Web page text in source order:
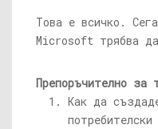
Това е всичко.
Microsoft трябва
Препоръчително за
Как да